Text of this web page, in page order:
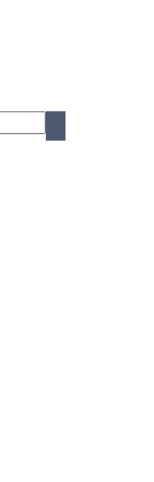
suchst?